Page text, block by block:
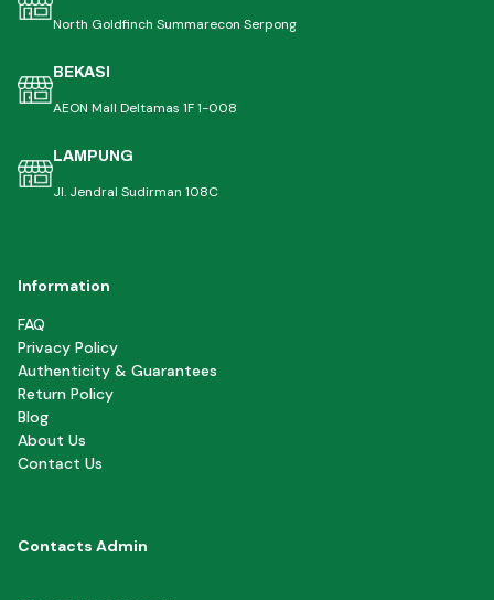
North Goldfinch Summarecon Serpong
BEKASI
AEON Mall Deltamas 1F 1-008
LAMPUNG
Jl. Jendral Sudirman 108C
Information
FAQ
Privacy Policy
Authenticity & Guarantees
Return Policy
Blog
About Us
Contact Us
Contacts Admin